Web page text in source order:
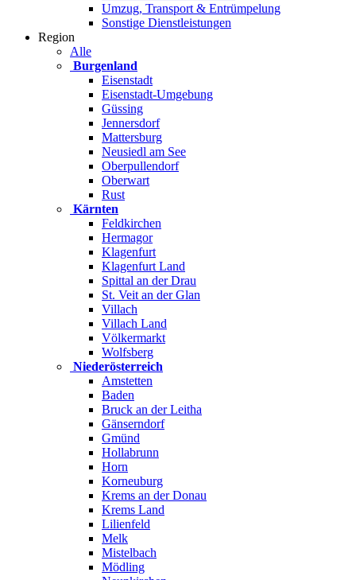
Umzug, Transport & Entrümpelung
Sonstige Dienstleistungen
Region
Alle
Burgenland
Eisenstadt
Eisenstadt-Umgebung
Güssing
Jennersdorf
Mattersburg
Neusiedl am See
Oberpullendorf
Oberwart
Rust
Kärnten
Feldkirchen
Hermagor
Klagenfurt
Klagenfurt Land
Spittal an der Drau
St. Veit an der Glan
Villach
Villach Land
Völkermarkt
Wolfsberg
Niederösterreich
Amstetten
Baden
Bruck an der Leitha
Gänserndorf
Gmünd
Hollabrunn
Horn
Korneuburg
Krems an der Donau
Krems Land
Lilienfeld
Melk
Mistelbach
Mödling